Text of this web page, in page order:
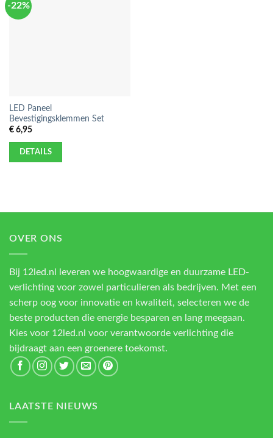
-22%
LED Paneel
Bevestigingsklemmen Set
€6,95
DETAILS
OVER ONS
Bij 12led.nl leveren we hoogwaardige en duurzame LED-
verlichting voor zowel particulieren als bedrijven. Met een
scherp oog voor innovatie en kwaliteit, selecteren we de
beste producten die energie besparen en lang meegaan.
Kies voor 12led.nl voor verantwoorde verlichting die
bijdraagt aan een groenere toekomst.
LAATSTE NIEUWS